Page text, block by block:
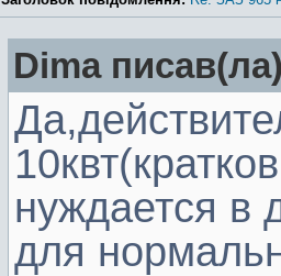
Dima
нуждается в
для